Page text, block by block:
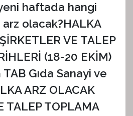
haftada hangi
olacak?HALKA
VE TALEP
(18-20 EKİM)
Gıda Sanayi ve
ARZ OLACAK
TALEP TOPLAMA